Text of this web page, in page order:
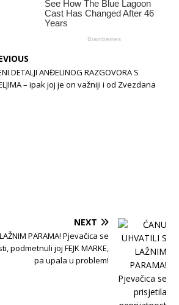
DETALJI ANĐELINOG RAZGOVORA S
– ipak joj je on važniji i od Zvezdana
NEXT
PARAMA! Pjevačica se
podmetnuli joj FEJK MARKE,
pa upala u problem!